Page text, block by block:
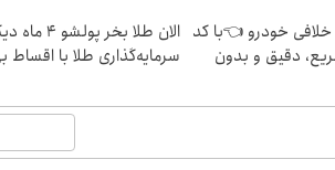
خلافی خودرو 👈با کد
دقیق و بدون
الان طلا بخر
سرمایه‌گذاری طلا با اقساط